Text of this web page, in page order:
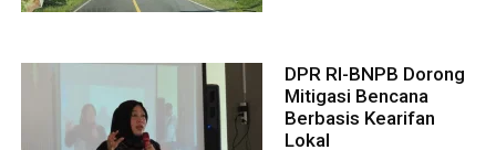
DPR RI-BNPB Dorong
Mitigasi Bencana
Berbasis Kearifan
Lokal